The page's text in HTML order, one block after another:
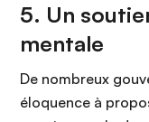
5. Un
mentale
De nombreux
éloquence à